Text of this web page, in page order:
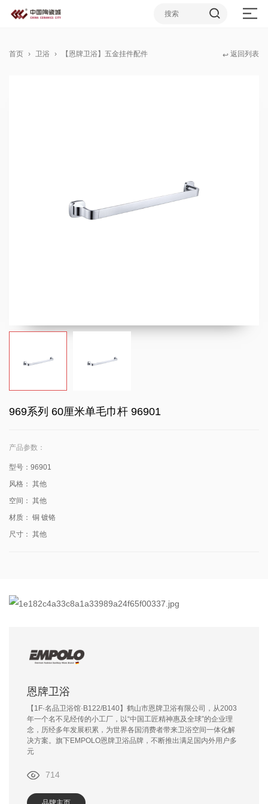
首页 卫浴 【恩牌卫浴】五金挂件配件 ↩ 返回列表
969系列 60厘米单毛巾杆 96901
产品参数：
型号：96901
风格： 其他
空间： 其他
材质： 铜 镀铬
尺寸： 其他
恩牌卫浴
【1F·名品卫浴馆·B122/B140】鹤山市恩牌卫浴有限公司，从2003
年一个名不见经传的小工厂，以“中国工匠精神惠及全球”的企业理
念，历经多年发展积累，为世界各国消费者带来卫浴空间一体化解
决方案。旗下EMPOLO恩牌卫浴品牌，不断推出满足国内外用户多
元
714